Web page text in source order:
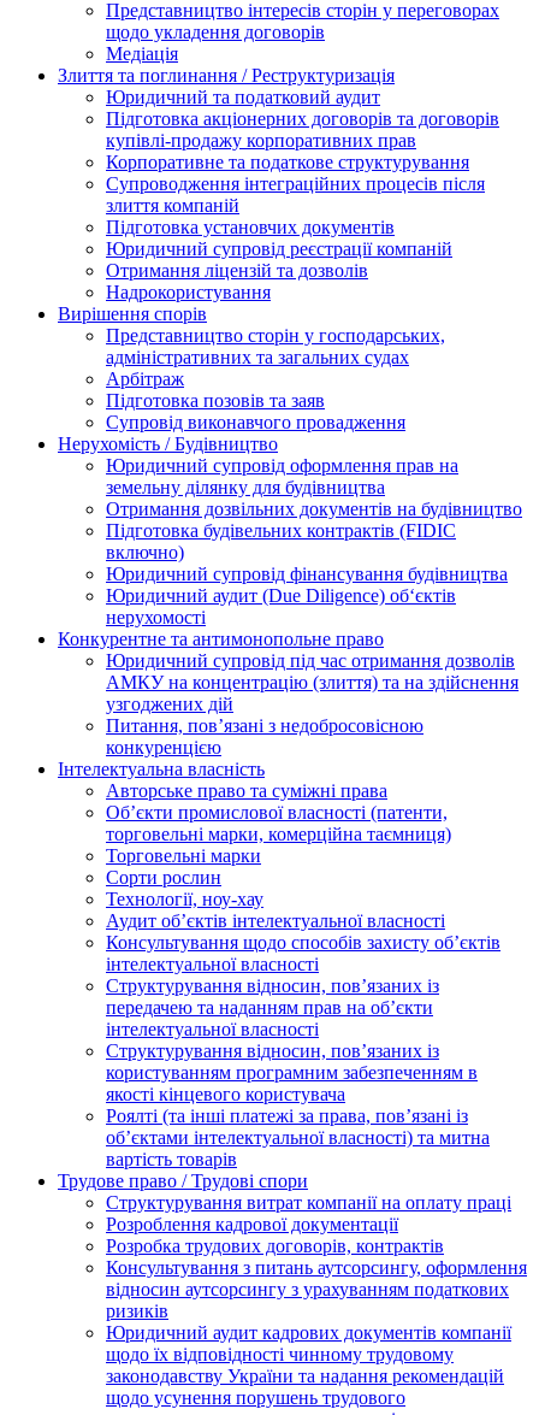
Представництво інтересів сторін у переговорах
щодо укладення договорів
Медіація
Злиття та поглинання / Реструктуризація
Юридичний та податковий аудит
Підготовка акціонерних договорів та договорів
купівлі-продажу корпоративних прав
Корпоративне та податкове структурування
Супроводження інтеграційних процесів після
злиття компаній
Підготовка установчих документів
Юридичний супровід реєстрації компаній
Отримання ліцензій та дозволів
Надрокористування
Вирішення спорів
Представництво сторін у господарських,
адміністративних та загальних судах
Арбітраж
Підготовка позовів та заяв
Супровід виконавчого провадження
Нерухомість / Будівництво
Юридичний супровід оформлення прав на
земельну ділянку для будівництва
Отримання дозвільних документів на будівництво
Підготовка будівельних контрактів (FIDIC
включно)
Юридичний супровід фінансування будівництва
Юридичний аудит (Due Diligence) об‘єктів
нерухомості
Конкурентне та антимонопольне право
Юридичний супровід під час отримання дозволів
АМКУ на концентрацію (злиття) та на здійснення
узгоджених дій
Питання, пов’язані з недобросовісною
конкуренцією
Інтелектуальна власність
Авторське право та суміжні права
Oб’єкти промислової власності (патенти,
торговельні марки, комерційна таємниця)
Торговельні марки
Сорти рослин
Технології, ноу-хау
Аудит об’єктів інтелектуальної власності
Консультування щодо способів захисту об’єктів
інтелектуальної власності
Структурування відносин, пов’язаних із
передачею та наданням прав на об’єкти
інтелектуальної власності
Структурування відносин, пов’язаних із
користуванням програмним забезпеченням в
якості кінцевого користувача
Роялті (та інші платежі за права, пов’язані із
об’єктами інтелектуальної власності) та митна
вартість товарів
Трудове право / Трудові спори
Cтруктурування витрат компанії на оплату праці
Розроблення кадрової документації
Розробка трудових договорів, контрактів
Консультування з питань аутсорсингу, оформлення
відносин аутсорсингу з урахуванням податкових
ризиків
Юридичний аудит кадрових документів компанії
щодо їх відповідності чинному трудовому
законодавству України та надання рекомендацій
щодо усунення порушень трудового